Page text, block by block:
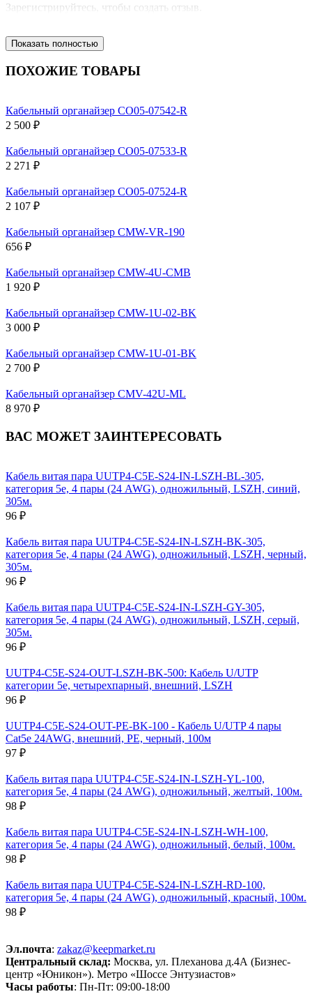
Зарегистрируйтесь, чтобы создать отзыв.
Показать полностью
ПОХОЖИЕ ТОВАРЫ
Кабельный органайзер CO05-07542-R
2 500 ₽
Кабельный органайзер CO05-07533-R
2 271 ₽
Кабельный органайзер CO05-07524-R
2 107 ₽
Кабельный органайзер CMW-VR-190
656 ₽
Кабельный органайзер CMW-4U-CMB
1 920 ₽
Кабельный органайзер CMW-1U-02-BK
3 000 ₽
Кабельный органайзер CMW-1U-01-BK
2 700 ₽
Кабельный органайзер CMV-42U-ML
8 970 ₽
ВАС МОЖЕТ ЗАИНТЕРЕСОВАТЬ
Кабель витая пара UUTP4-C5E-S24-IN-LSZH-BL-305,
категория 5e, 4 пары (24 AWG), одножильный, LSZH, синий,
305м.
96 ₽
Кабель витая пара UUTP4-C5E-S24-IN-LSZH-BK-305,
категория 5e, 4 пары (24 AWG), одножильный, LSZH, черный,
305м.
96 ₽
Кабель витая пара UUTP4-C5E-S24-IN-LSZH-GY-305,
категория 5e, 4 пары (24 AWG), одножильный, LSZH, серый,
305м.
96 ₽
UUTP4-C5E-S24-OUT-LSZH-BK-500: Кабель U/UTP
категории 5e, четырехпарный, внешний, LSZH
96 ₽
UUTP4-C5E-S24-OUT-PE-BK-100 - Кабель U/UTP 4 пары
Cat5e 24AWG, внешний, PE, черный, 100м
97 ₽
Кабель витая пара UUTP4-C5E-S24-IN-LSZH-YL-100,
категория 5e, 4 пары (24 AWG), одножильный, желтый, 100м.
98 ₽
Кабель витая пара UUTP4-C5E-S24-IN-LSZH-WH-100,
категория 5e, 4 пары (24 AWG), одножильный, белый, 100м.
98 ₽
Кабель витая пара UUTP4-C5E-S24-IN-LSZH-RD-100,
категория 5e, 4 пары (24 AWG), одножильный, красный, 100м.
98 ₽
Эл.почта: zakaz@keepmarket.ru
Центральный склад: Москва, ул. Плеханова д.4А (Бизнес-
центр «Юникон»). Метро «Шоссе Энтузиастов»
Часы работы: Пн-Пт: 09:00-18:00